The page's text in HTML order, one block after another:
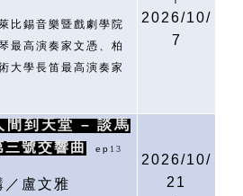
比錫音樂暨戲劇學院
最高演奏家文憑、柏
大學長笛最高演奏家
2026/10/
7
間到天堂 – 談馬
三號交響曲
ep 13
／盧文雅
2026/10/
21